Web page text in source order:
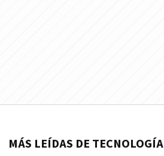
MÁS LEÍDAS DE TECNOLOGÍA